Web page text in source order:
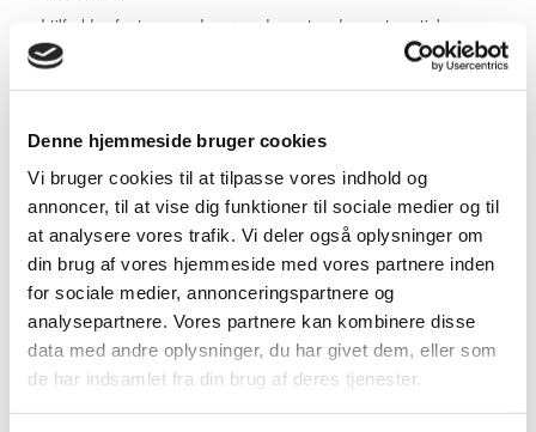
Denne hjemmeside bruger cookies
Vi bruger cookies til at tilpasse vores indhold og
annoncer, til at vise dig funktioner til sociale medier og til
at analysere vores trafik. Vi deler også oplysninger om
din brug af vores hjemmeside med vores partnere inden
for sociale medier, annonceringspartnere og
analysepartnere. Vores partnere kan kombinere disse
data med andre oplysninger, du har givet dem, eller som
de har indsamlet fra din brug af deres tjenester.
I tilfælde af, at emner der er produceret ved en automatisk
proces, senere kasseres, af grunde, der kan henføres til mangler
eller fejl ved udgangsmaterialet, skal køber afholde alle
produktionen, fremstillet af råvarer leveret af køber, være for
købers risiko.
5. Godkendelser og afprøvning
Med mindre andet er skriftlig aftalt, er det købers ansvar, at de
leverede produkter overholder gældende regler og foreskrifter.
Kræves der specielle afprøvninger eller godkendelser, er disse
ikke inkluderet i leveringsomfanget, medmindre dette fremgår af
tilbud og ordrebekræftelse.